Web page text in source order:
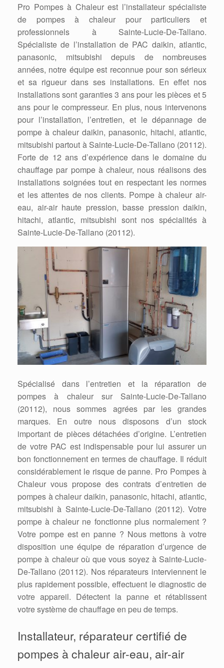
Pro Pompes à Chaleur est l’installateur spécialiste
de pompes à chaleur pour particuliers et
professionnels à Sainte-Lucie-De-Tallano.
Spécialiste de l’installation de PAC daikin, atlantic,
panasonic, mitsubishi depuis de nombreuses
années, notre équipe est reconnue pour son sérieux
et sa rigueur dans ses installations. En effet nos
installations sont garanties 3 ans pour les pièces et 5
ans pour le compresseur. En plus, nous intervenons
pour l’installation, l’entretien, et le dépannage de
pompe à chaleur daikin, panasonic, hitachi, atlantic,
mitsubishi partout à Sainte-Lucie-De-Tallano (20112).
Forte de 12 ans d’expérience dans le domaine du
chauffage par pompe à chaleur, nous réalisons des
installations soignées tout en respectant les normes
et les attentes de nos clients. Pompe à chaleur air-
eau, air-air haute pression, basse pression daikin,
hitachi, atlantic, mitsubishi sont nos spécialités à
Sainte-Lucie-De-Tallano (20112).
Spécialisé dans l’entretien et la réparation de
pompes à chaleur sur Sainte-Lucie-De-Tallano
(20112), nous sommes agrées par les grandes
marques. En outre nous disposons d’un stock
important de pièces détachées d’origine. L’entretien
de votre PAC est indispensable pour lui assurer un
bon fonctionnement en termes de chauffage. Il réduit
considérablement le risque de panne. Pro Pompes à
Chaleur vous propose des contrats d’entretien de
pompes à chaleur daikin, panasonic, hitachi, atlantic,
mitsubishi à Sainte-Lucie-De-Tallano (20112). Votre
pompe à chaleur ne fonctionne plus normalement ?
Votre pompe est en panne ? Nous mettons à votre
disposition une équipe de réparation d’urgence de
pompe à chaleur où que vous soyez à Sainte-Lucie-
De-Tallano (20112). Nos réparateurs interviennent le
plus rapidement possible, effectuent le diagnostic de
votre appareil. Détectent la panne et rétablissent
votre système de chauffage en peu de temps.
Installateur, réparateur certifié de
pompes à chaleur air-eau, air-air